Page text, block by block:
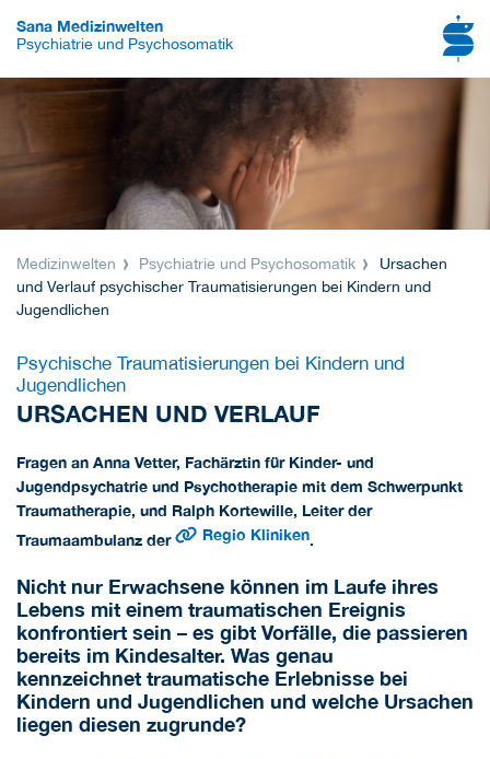
Sana Medizinwelten
Psychiatrie und Psychosomatik
Medizinwelten Psychiatrie und Psychosomatik
Ursachen
und Verlauf psychischer Traumatisierungen bei Kindern und
Jugendlichen
Psychische Traumatisierungen bei Kindern und
Jugendlichen
URSACHEN UND VERLAUF
Fragen an Anna Vetter, Fachärztin für Kinder- und
Jugendpsychatrie und Psychotherapie mit dem Schwerpunkt
Traumatherapie, und Ralph Kortewille, Leiter der
Traumaambulanz der
Regio Kliniken.
Nicht nur Erwachsene können im Laufe ihres
Lebens mit einem traumatischen Ereignis
konfrontiert sein – es gibt Vorfälle, die passieren
bereits im Kindesalter. Was genau
kennzeichnet traumatische Erlebnisse bei
Kindern und Jugendlichen und welche Ursachen
liegen diesen zugrunde?